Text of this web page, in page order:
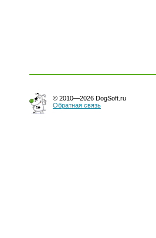
© 2010—2026 DogSoft.ru
Обратная связь